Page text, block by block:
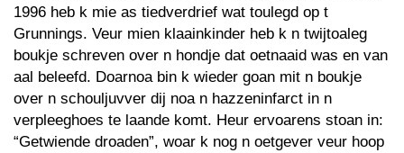
1996 heb k mie as tiedverdrief wat toulegd op t
Grunnings. Veur mien klaainkinder heb k n twijtoaleg
boukje schreven over n hondje dat oetnaaid was en van
aal beleefd. Doarnoa bin k wieder goan mit n boukje
over n schouljuvver dij noa n hazzeninfarct in n
verpleeghoes te laande komt. Heur ervoarens stoan in:
“Getwiende droaden”, woar k nog n oetgever veur hoop